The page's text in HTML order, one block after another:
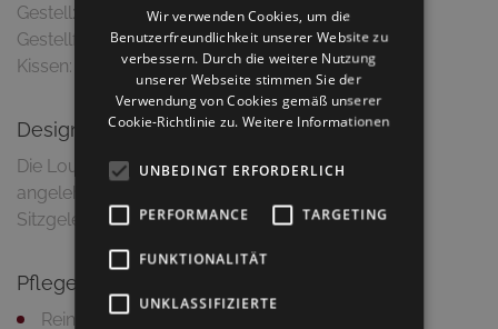
Gestell: Polypropylen/Glasfaserverstärkt
Gestellfarbe: Anthrazit
Design
Die Loungebank ist an die Zweige von Bäumen
angelehnt und ein modulares System von
Pflegetipps
Reinigung mit feuchtem Putztuch und milder
Wir verwenden Cookies, um die
Benutzerfreundlichkeit unserer Website zu
verbessern. Durch die weitere Nutzung
unserer Webseite stimmen Sie der
Verwendung von Cookies gemäß unserer
Cookie-Richtlinie zu.Weitere Informationen
UNBEDINGT ERFORDERLICH
PERFORMANCE TARGETING
FUNKTIONALITÄT
UNKLASSIFIZIERTE